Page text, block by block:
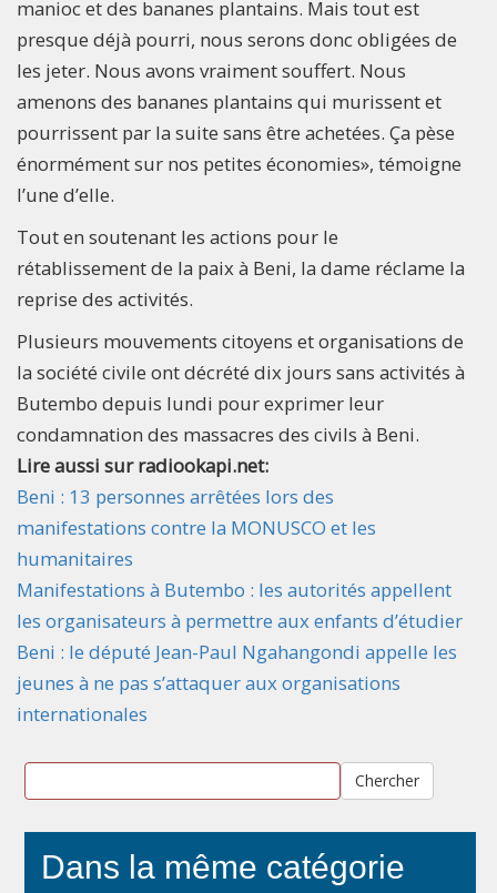
manioc et des bananes plantains. Mais tout est
presque déjà pourri, nous serons donc obligées de
les jeter. Nous avons vraiment souffert. Nous
amenons des bananes plantains qui murissent et
pourrissent par la suite sans être achetées. Ça pèse
énormément sur nos petites économies», témoigne
l’une d’elle.
Tout en soutenant les actions pour le
rétablissement de la paix à Beni, la dame réclame la
reprise des activités.
Plusieurs mouvements citoyens et organisations de
la société civile ont décrété dix jours sans activités à
Butembo depuis lundi pour exprimer leur
condamnation des massacres des civils à Beni.
Lire aussi sur radiookapi.net:
Beni : 13 personnes arrêtées lors des
manifestations contre la MONUSCO et les
humanitaires
Manifestations à Butembo : les autorités appellent
les organisateurs à permettre aux enfants d’étudier
Beni : le député Jean-Paul Ngahangondi appelle les
jeunes à ne pas s’attaquer aux organisations
internationales
Chercher
Dans la même catégorie